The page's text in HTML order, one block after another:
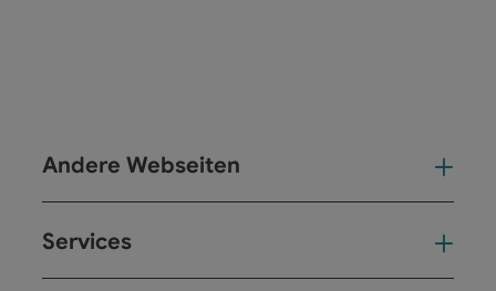
Andere Webseiten
Services